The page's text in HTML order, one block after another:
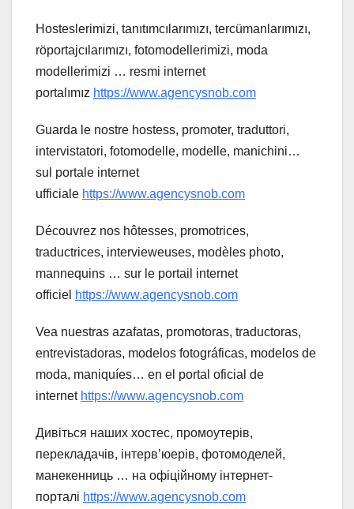
Hosteslerimizi, tanıtımcılarımızı, tercümanlarımızı,
röportajcılarımızı, fotomodellerimizi, moda
modellerimizi … resmi internet
portalımız https://www.agencysnob.com
Guarda le nostre hostess, promoter, traduttori,
intervistatori, fotomodelle, modelle, manichini…
sul portale internet
ufficiale https://www.agencysnob.com
Découvrez nos hôtesses, promotrices,
traductrices, intervieweuses, modèles photo,
mannequins … sur le portail internet
officiel https://www.agencysnob.com
Vea nuestras azafatas, promotoras, traductoras,
entrevistadoras, modelos fotográficas, modelos de
moda, maniquíes… en el portal oficial de
internet https://www.agencysnob.com
Дивіться наших хостес, промоутерів,
перекладачів, інтерв’юерів, фотомоделей,
манекенниць … на офіційному інтернет-
порталі https://www.agencysnob.com